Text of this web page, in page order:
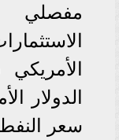
الدولار
سعر